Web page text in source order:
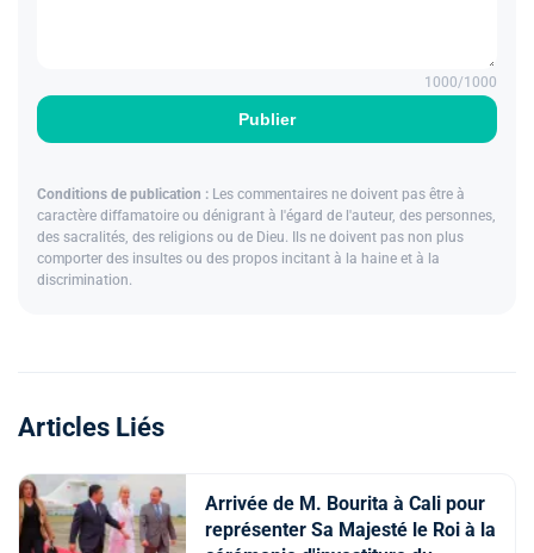
Publier
1000/1000
Conditions de publication : Les commentaires ne doivent pas être à
caractère diffamatoire ou dénigrant à l'égard de l'auteur, des personnes,
des sacralités, des religions ou de Dieu. Ils ne doivent pas non plus
comporter des insultes ou des propos incitant à la haine et à la
discrimination.
Articles Liés
Arrivée de M. Bourita à Cali pour
représenter Sa Majesté le Roi à la